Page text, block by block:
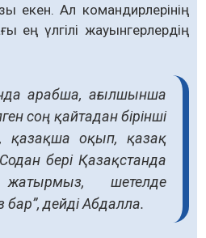
екен. Ал командирлерінің
ең үлгілі жауынгерлердің
арабша, ағылшынша
соң қайтадан бірінші
қазақша оқып, қазақ
бері Қазақстанда
шетелде
дейді Абдалла.